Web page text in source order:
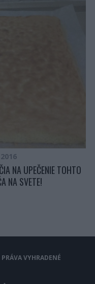
NA UPEČENIE TOHTO
NA SVETE!
VYHRADENÉ